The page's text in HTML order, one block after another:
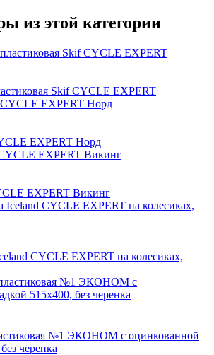
из этой категории
Skif СYCLE EXPERT
EXPERT Норд
EXPERT Викинг
СYCLE EXPERT на колесиках,
№1 ЭКОНОМ с оцинкованной
черенка